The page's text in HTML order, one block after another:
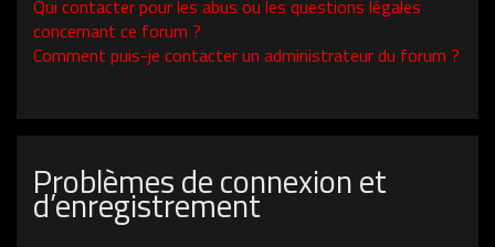
Qui contacter pour les abus ou les questions légales
concernant ce forum ?
Comment puis-je contacter un administrateur du forum ?
Problèmes de connexion et
d’enregistrement